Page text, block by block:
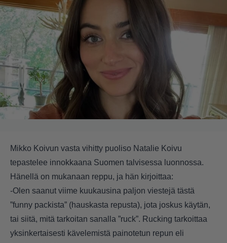
Mikko Koivun vasta vihitty puoliso Natalie Koivu
tepastelee innokkaana Suomen talvisessa luonnossa.
Hänellä on mukanaan reppu, ja hän kirjoittaa:
-Olen saanut viime kuukausina paljon viestejä tästä
”funny packista” (hauskasta repusta), jota joskus käytän,
tai siitä, mitä tarkoitan sanalla ”ruck”. Rucking tarkoittaa
yksinkertaisesti kävelemistä painotetun repun eli